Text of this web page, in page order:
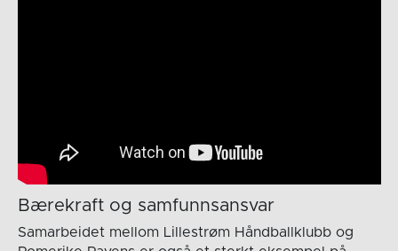
Bærekraft og samfunnsansvar
Samarbeidet mellom Lillestrøm Håndballklubb og